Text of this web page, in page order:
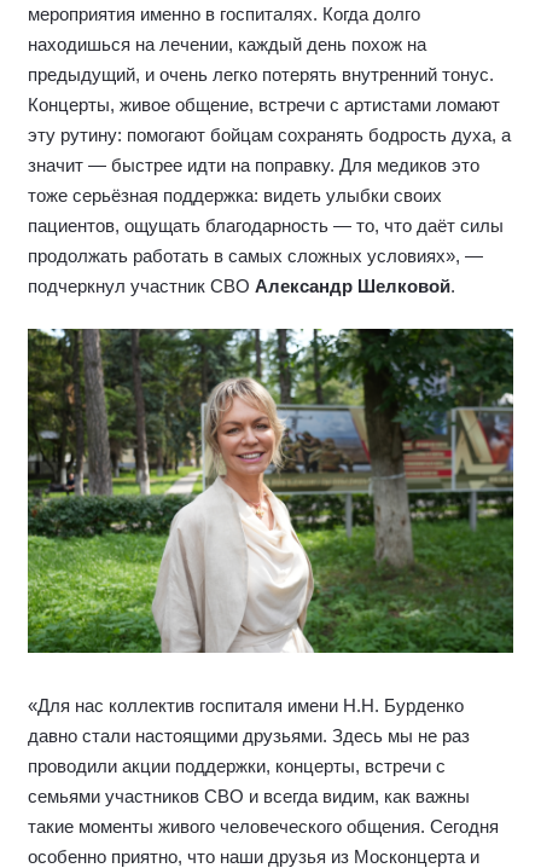
мероприятия именно в госпиталях. Когда долго
находишься на лечении, каждый день похож на
предыдущий, и очень легко потерять внутренний тонус.
Концерты, живое общение, встречи с артистами ломают
эту рутину: помогают бойцам сохранять бодрость духа, а
значит — быстрее идти на поправку. Для медиков это
тоже серьёзная поддержка: видеть улыбки своих
пациентов, ощущать благодарность — то, что даёт силы
продолжать работать в самых сложных условиях», —
подчеркнул участник СВО Александр Шелковой.
«Для нас коллектив госпиталя имени Н.Н. Бурденко
давно стали настоящими друзьями. Здесь мы не раз
проводили акции поддержки, концерты, встречи с
семьями участников СВО и всегда видим, как важны
такие моменты живого человеческого общения. Сегодня
особенно приятно, что наши друзья из Москонцерта и